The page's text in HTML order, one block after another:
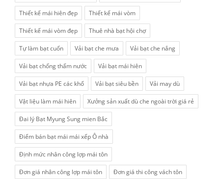
Thiết kế mái hiên đẹp Thiết kế mái vòm
Thiết kế mái vòm đẹp Thuê nhà bạt hội chợ
Tự làm bạt cuốn Vải bạt che mưa Vải bạt che nắng
Vải bạt chống thấm nước Vải bạt mái hiên
Vải bạt nhựa PE các khổ Vải bạt siêu bền Vải may dù
Vật liệu làm mái hiên Xưởng sản xuất dù che ngoài trời giá rẻ
Đai lý Bạt Myung Sung mien Bắc
Điểm bán bạt mái mái xếp Ô nhà
Định mức nhân công lợp mái tôn
Đơn giá nhân công lợp mái tôn Đơn giá thi công vách tôn